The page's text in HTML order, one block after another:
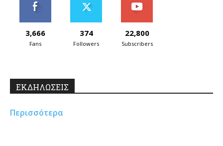
3,666
Fans
374
Followers
22,800
Subscribers
ΕΚΔΗΛΩΣΕΙΣ
Περισσότερα